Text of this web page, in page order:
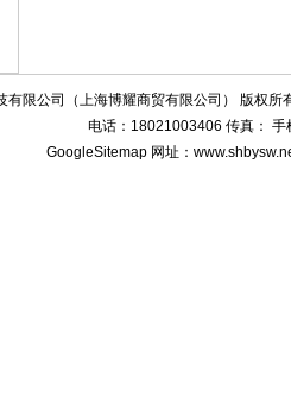
有限公司（上海博耀商贸有限公司） 版权所
电话：18021003406 传真： 手
GoogleSitemap 网址：